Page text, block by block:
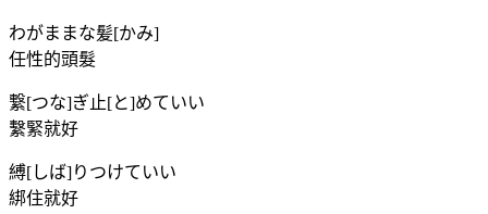
わがままな髪[かみ]
任性的頭髮
繋[つな]ぎ止[と]めていい
繫緊就好
縛[しば]りつけていい
綁住就好